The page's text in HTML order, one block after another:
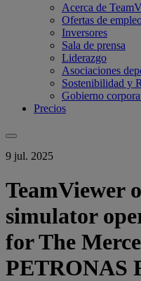
Acerca de
Ofertas de
Inversores
Sala de prensa
Liderazgo
Asociaciones
Sostenibilidad y
Gobierno
Precios
9 jul. 2025
TeamViewer
simulator
for The
PETRONAS